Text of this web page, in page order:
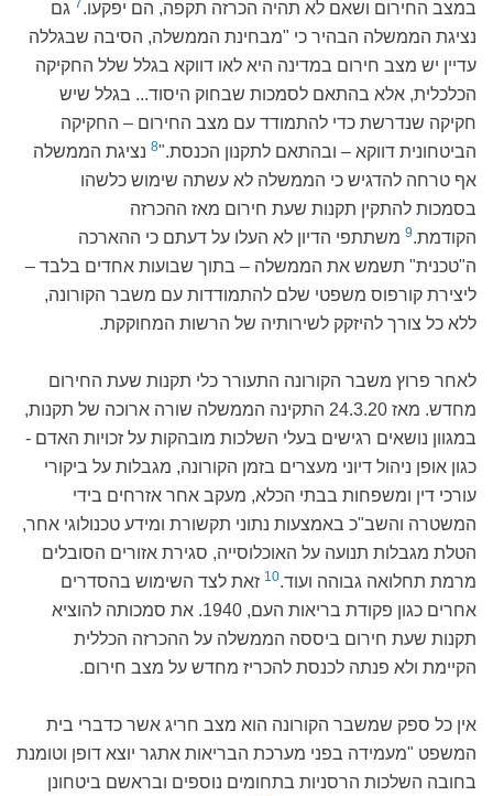
במצב החירום ושאם לא תהיה הכרזה תקפה, הם יפקעו.
גם
נציגת הממשלה הבהיר כי "מבחינת הממשלה, הסיבה שבגללה
עדיין יש מצב חירום במדינה היא לאו דווקא בגלל שלל החקיקה
הכלכלית, אלא בהתאם לסמכות שבחוק היסוד... בגלל שיש
חקיקה שנדרשת כדי להתמודד עם מצב החירום – החקיקה
הביטחונית דווקא – ובהתאם לתקנון הכנסת."8 נציגת הממשלה
אף טרחה להדגיש כי הממשלה לא עשתה שימוש כלשהו
בסמכות להתקין תקנות שעת חירום מאז ההכרזה
הקודמת.9 משתתפי הדיון לא העלו על דעתם כי ההארכה
ה"טכנית" תשמש את הממשלה – בתוך שבועות אחדים בלבד –
ליצירת קורפוס משפטי שלם להתמודדות עם משבר הקורונה,
ללא כל צורך להיזקק לשירותיה של הרשות המחוקקת.
לאחר פרוץ משבר הקורונה התעורר כלי תקנות שעת החירום
מחדש. מאז 24.3.20 התקינה הממשלה שורה ארוכה של תקנות,
במגוון נושאים רגישים בעלי השלכות מובהקות על זכויות האדם -
כגון אופן ניהול דיוני מעצרים בזמן הקורונה, מגבלות על ביקורי
עורכי דין ומשפחות בבתי הכלא, מעקב אחר אזרחים בידי
המשטרה והשב"כ באמצעות נתוני תקשורת ומידע טכנולוגי אחר,
הטלת מגבלות תנועה על האוכלוסייה, סגירת אזורים הסובלים
מרמת תחלואה גבוהה ועוד.10 זאת לצד השימוש בהסדרים
אחרים כגון פקודת בריאות העם, 1940. את סמכותה להוציא
תקנות שעת חירום ביססה הממשלה על ההכרזה הכללית
הקיימת ולא פנתה לכנסת להכריז מחדש על מצב חירום.
אין כל ספק שמשבר הקורונה הוא מצב חריג אשר כדברי בית
המשפט "מעמידה בפני מערכת הבריאות אתגר יוצא דופן וטומנת
בחובה השלכות הרסניות בתחומים נוספים ובראשם ביטחונן